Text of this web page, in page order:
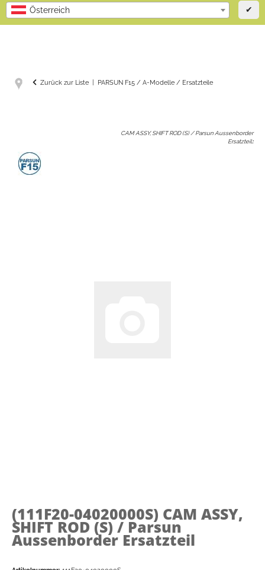
Österreich ✔
Zurück zur Liste PARSUN F15 / A-Modelle / Ersatzteile
CAM ASSY, SHIFT ROD (S) / Parsun Aussenborder
Ersatzteil:
(111F20-04020000S) CAM ASSY,
SHIFT ROD (S) / Parsun
Aussenborder Ersatzteil